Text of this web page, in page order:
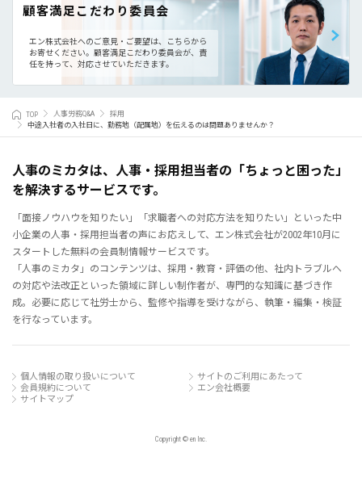
顧客満足こだわり委員会
エン株式会社へのご意見・ご要望は、こちらから
お寄せください。 顧客満足こだわり委員会が、責
任を持って、対応させていただきます。
TOP 人事労務Q&A
採用
中途入社者の入社日に、勤務地（配属地）を伝えるのは問題ありませんか？
人事のミカタは、人事・採用担当者の「ちょっと困った」
を解決するサービスです。
「面接ノウハウを知りたい」「求職者への対応方法を知りたい」といった中
小企業の人事・採用担当者の声にお応えして、エン株式会社が2002年10月に
スタートした無料の会員制情報サービスです。
「人事のミカタ」のコンテンツは、採用・教育・評価の他、社内トラブルへ
の対応や法改正といった領域に詳しい制作者が、専門的な知識に基づき作
成。必要に応じて社労士から、監修や指導を受けながら、執筆・編集・検証
を行なっています。
個人情報の取り扱いについて
サイトのご利用にあたって
会員規約について
エン会社概要
サイトマップ
Copyright © en Inc.